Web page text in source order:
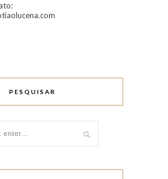
PESQUISAR